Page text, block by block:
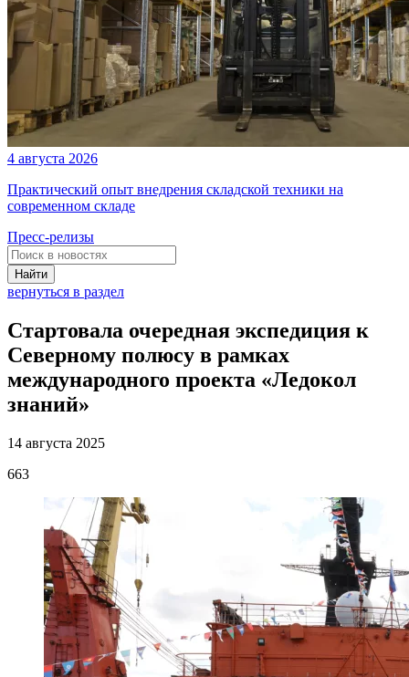
4 августа 2026
Практический опыт внедрения складской техники на
современном складе
Пресс-релизы
Найти
вернуться в раздел
Стартовала очередная экспедиция к
Северному полюсу в рамках
международного проекта «Ледокол
знаний»
14 августа 2025
663